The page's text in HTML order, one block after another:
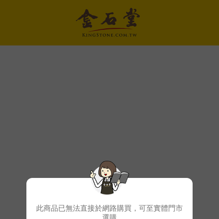
此商品已無法直接於網路購買，可至實體門市
選購